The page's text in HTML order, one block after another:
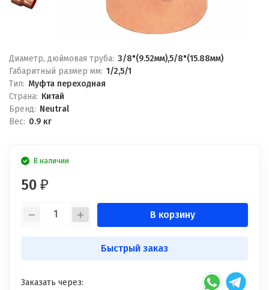
Диаметр, дюймовая труба: 3/8"(9.52мм),5/8"(15.88мм)
Габаритный размер мм: 1/2,5/1
Тип: Муфта переходная
Страна: Китай
Бренд: Neutral
Вес: 0.9 кг
В наличии
50 ₽
В корзину
Быстрый заказ
Заказать через: